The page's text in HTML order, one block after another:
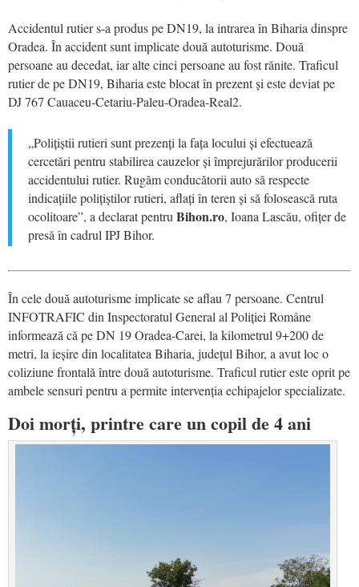
Accidentul rutier s-a produs pe DN19, la intrarea în Biharia dinspre
Oradea. În accident sunt implicate două autoturisme. Două
persoane au decedat, iar alte cinci persoane au fost rănite. Traficul
rutier de pe DN19, Biharia este blocat în prezent și este deviat pe
DJ 767 Cauaceu-Cetariu-Paleu-Oradea-Real2.
„Polițiștii rutieri sunt prezenți la fața locului și efectuează
cercetări pentru stabilirea cauzelor și împrejurărilor producerii
accidentului rutier. Rugăm conducătorii auto să respecte
indicațiile polițiștilor rutieri, aflați în teren și să folosească ruta
ocolitoare”, a declarat pentru Bihon.ro, Ioana Lascău, ofițer de
presă în cadrul IPJ Bihor.
În cele două autoturisme implicate se aflau 7 persoane. Centrul
INFOTRAFIC din Inspectoratul General al Poliției Române
informează că pe DN 19 Oradea-Carei, la kilometrul 9+200 de
metri, la ieșire din localitatea Biharia, județul Bihor, a avut loc o
coliziune frontală între două autoturisme. Traficul rutier este oprit pe
ambele sensuri pentru a permite intervenția echipajelor specializate.
Doi morți, printre care un copil de 4 ani